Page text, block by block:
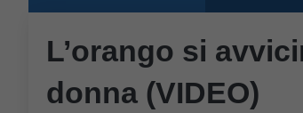
L’orango si
donna (VIDEO)